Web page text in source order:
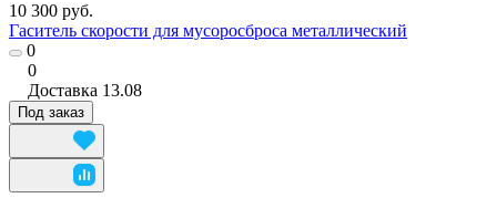
10 300 руб.
Гаситель скорости для мусоросброса металлический
0
0
Доставка 13.08
Под заказ